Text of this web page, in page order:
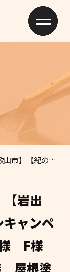
海南市】９月チラシキャンペーン【和歌山市】U様 N様 F様 U様 和歌山市 外壁塗装 屋根塗装 専門店 エースペイント
【岩出
キャンペ
様 F様
屋根塗